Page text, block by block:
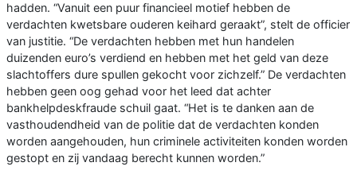
hadden. “Vanuit een puur financieel motief hebben de
verdachten kwetsbare ouderen keihard geraakt”, stelt de officier
van justitie. “De verdachten hebben met hun handelen
duizenden euro’s verdiend en hebben met het geld van deze
slachtoffers dure spullen gekocht voor zichzelf.” De verdachten
hebben geen oog gehad voor het leed dat achter
bankhelpdeskfraude schuil gaat. “Het is te danken aan de
vasthoudendheid van de politie dat de verdachten konden
worden aangehouden, hun criminele activiteiten konden worden
gestopt en zij vandaag berecht kunnen worden.”